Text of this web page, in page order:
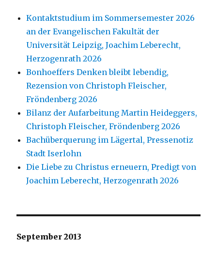
Kontaktstudium im Sommersemester 2026
an der Evangelischen Fakultät der
Universität Leipzig, Joachim Leberecht,
Herzogenrath 2026
Bonhoeffers Denken bleibt lebendig,
Rezension von Christoph Fleischer,
Fröndenberg 2026
Bilanz der Aufarbeitung Martin Heideggers,
Christoph Fleischer, Fröndenberg 2026
Bachüberquerung im Lägertal, Pressenotiz
Stadt Iserlohn
Die Liebe zu Christus erneuern, Predigt von
Joachim Leberecht, Herzogenrath 2026
September 2013